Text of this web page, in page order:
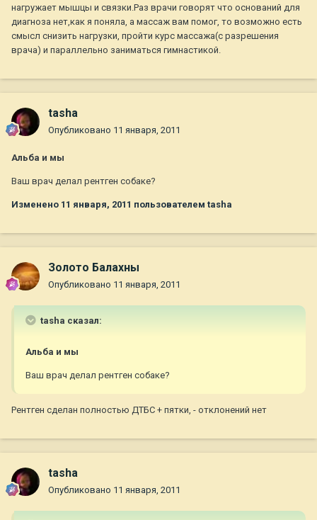
нагружает мышцы и связки.Раз врачи говорят что оснований для
диагноза нет,как я поняла, а массаж вам помог, то возможно есть
смысл снизить нагрузки, пройти курс массажа(с разрешения
врача) и параллельно заниматься гимнастикой.
tasha
Опубликовано 11 января, 2011
Альба и мы
Ваш врач делал рентген собаке?
Изменено 11 января, 2011 пользователем tasha
Золото Балахны
Опубликовано 11 января, 2011
tasha сказал:
Альба и мы
Ваш врач делал рентген собаке?
Рентген сделан полностью ДТБС + пятки, - отклонений нет
tasha
Опубликовано 11 января, 2011